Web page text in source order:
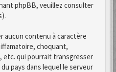
phpBB, veuillez consulter
aucun contenu à caractère
choquant,
etc. qui pourrait transgresser
pays dans lequel le serveur